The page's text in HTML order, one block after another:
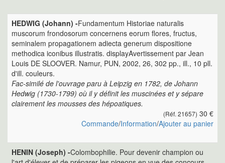
HEDWIG (Johann) -Fundamentum Historiae naturalis
muscorum frondosorum concernens eorum flores, fructus,
seminalem propagationem adiecta generum dispositione
methodica iconibus illustratis. displayAvertissement par Jean
Louis DE SLOOVER. Namur, PUN, 2002, 26, 302 pp., ill., 10 pll.
d'ill. couleurs.
Fac-similé de l'ouvrage paru à Leipzig en 1782, de Johann
Hedwig (1730-1799) où il y définit les muscinées et y sépare
clairement les mousses des hépoatiques.
(Réf. 21657) 30 €
Commande/Information/Ajouter au panier
HENIN (Joseph) -Colombophilie. Pour devenir champion ou